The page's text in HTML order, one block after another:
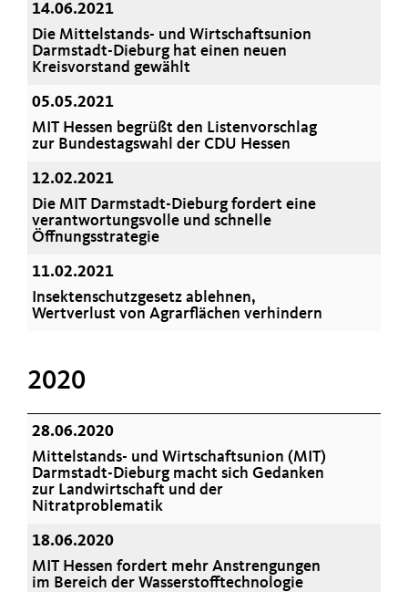
14.06.2021
Die Mittelstands- und Wirtschaftsunion
Darmstadt-Dieburg hat einen neuen
Kreisvorstand gewählt
05.05.2021
MIT Hessen begrüßt den Listenvorschlag
zur Bundestagswahl der CDU Hessen
12.02.2021
Die MIT Darmstadt-Dieburg fordert eine
verantwortungsvolle und schnelle
Öffnungsstrategie
11.02.2021
Insektenschutzgesetz ablehnen,
Wertverlust von Agrarflächen verhindern
2020
28.06.2020
Mittelstands- und Wirtschaftsunion (MIT)
Darmstadt-Dieburg macht sich Gedanken
zur Landwirtschaft und der
Nitratproblematik
18.06.2020
MIT Hessen fordert mehr Anstrengungen
im Bereich der Wasserstofftechnologie